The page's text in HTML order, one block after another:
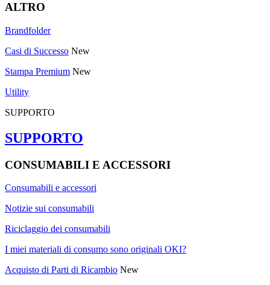
ALTRO
Brandfolder
Casi di Successo New
Stampa Premium New
Utility
SUPPORTO
SUPPORTO
CONSUMABILI E ACCESSORI
Consumabili e accessori
Notizie sui consumabili
Riciclaggio dei consumabili
I miei materiali di consumo sono originali OKI?
Acquisto di Parti di Ricambio New